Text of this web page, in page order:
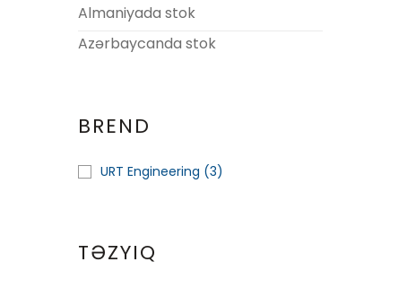
Almaniyada stok
Azərbaycanda stok
BREND
URT Engineering (3)
TƏZYIQ